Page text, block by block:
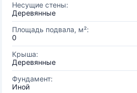
Несущие стены:
Деревянные
Площадь подвала, м²:
0
Крыша:
Деревянные
Фундамент:
Иной